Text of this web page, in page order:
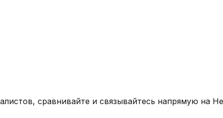
сравнивайте и связывайтесь напрямую на